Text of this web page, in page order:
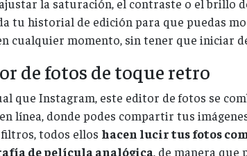
la saturación, el contraste o el brillo
tu historial de edición para que puedas
cualquier momento, sin tener que iniciar
de fotos de toque retro
que Instagram, este editor de fotos se
línea, donde podes compartir tus
todos ellos hacen lucir tus fotos
de película analógica, de manera que